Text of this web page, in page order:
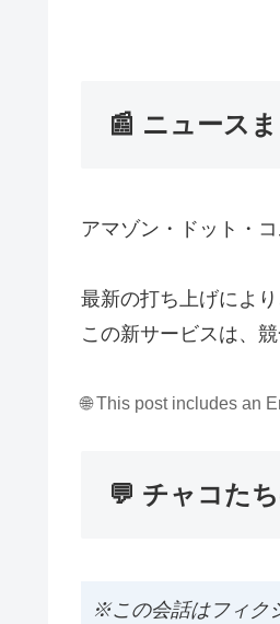
📰 ニュース
アマゾン・ドット・
最新の打ち上げによ
この新サービスは、
🌐 This post includes an
💬 チャコた
※この会話はフィク